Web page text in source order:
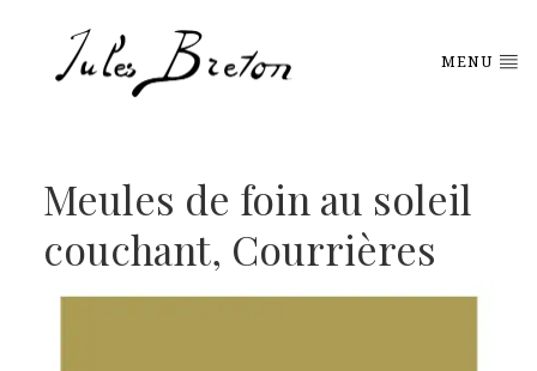
MENU
Meules de foin au soleil
couchant, Courrières